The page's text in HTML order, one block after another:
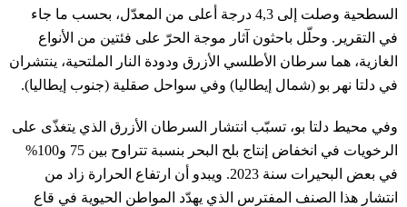
السطحية وصلت إلى 4,3 درجة أعلى من المعدّل، بحسب ما جاء
في التقرير. وحلّل باحثون آثار موجة الحرّ على فئتين من الأنواع
الغازية، هما سرطان الأطلسي الأزرق ودودة النار الملتحية، ينتشران
في دلتا نهر بو (شمال إيطاليا) وفي سواحل صقلية (جنوب إيطاليا).
وفي محيط دلتا بو، تسبّب انتشار السرطان الأزرق الذي يتغذّى على
الرخويات في انخفاض إنتاج بلح البحر بنسبة تتراوح بين 75 و100%
في بعض البحيرات سنة 2023. ويبدو أن ارتفاع الحرارة زاد من
انتشار هذا الصنف المفترس الذي يهدّد المواطن الحيوية في قاع